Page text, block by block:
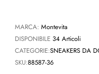
MARCA: Montevita
DISPONIBILE 34 Articoli
CATEGORIE:SNEAKERS DA
SKU:88587-36